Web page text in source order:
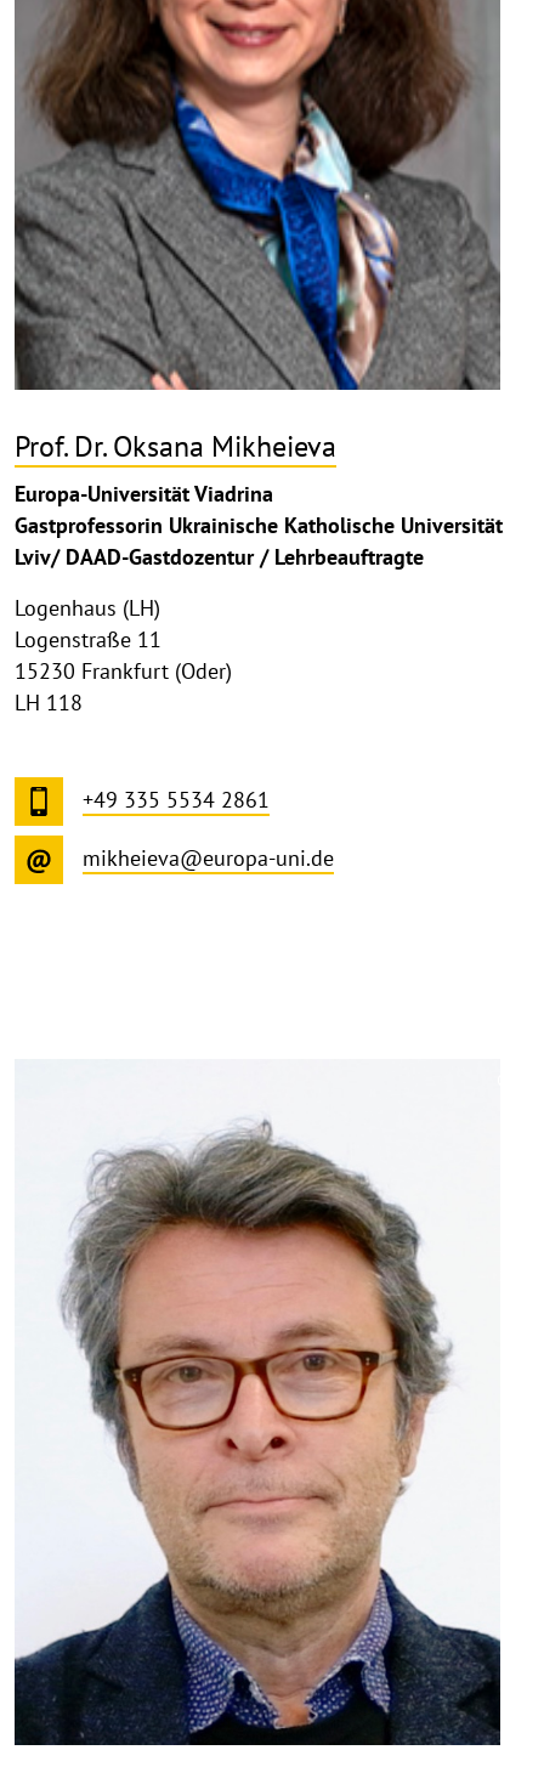
Prof. Dr. Oksana Mikheieva
Europa-Universität Viadrina
Gastprofessorin Ukrainische Katholische Universität
Lviv/ DAAD-Gastdozentur / Lehrbeauftragte
Logenhaus (LH)
Logenstraße 11
15230 Frankfurt (Oder)
LH 118
+49 335 5534 2861
mikheieva@europa-uni.de